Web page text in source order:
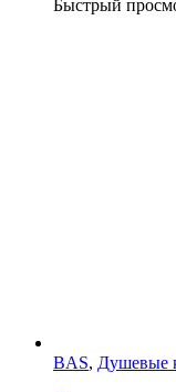
Быстрый
BAS, Душевые